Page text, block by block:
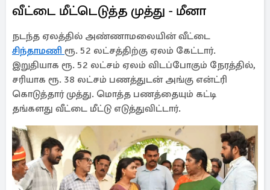
வீட்டை மீட்டெடுத்த முத்து - மீனா
நடந்த ஏலத்தில் அண்ணாமலையின் வீட்டை
சிந்தாமணி ரூ. 52 லட்சத்திற்கு ஏலம் கேட்டார்.
இறுதியாக ரூ. 52 லட்சம் ஏலம் விடப்போகும் நேரத்தில்,
சரியாக ரூ. 38 லட்சம் பணத்துடன் அங்கு என்ட்ரி
கொடுத்தார் முத்து. மொத்த பணத்தையும் கட்டி
தங்களது வீட்டை மீட்டு எடுத்துவிட்டார்.